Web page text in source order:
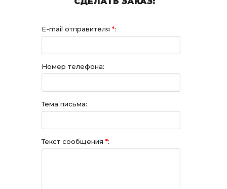
E-mail отправителя *:
Номер телефона:
Тема письма:
Текст сообщения *: